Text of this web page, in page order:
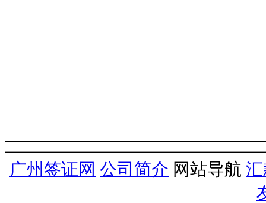
广州签证网 公司简介 网站导航